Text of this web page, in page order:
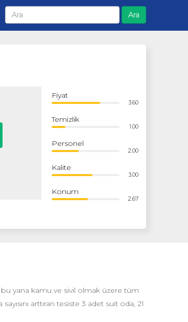
Ara
Fiyat
3.60
Temizlik
1.00
Personel
2.00
Kalite
3.00
Konum
2.67
bu yana kamu ve sivil olmak üzere tüm
arttıran tesiste 3 adet suit oda, 21